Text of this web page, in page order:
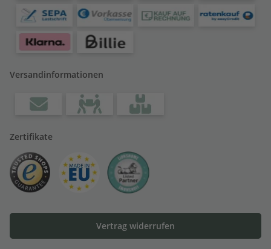
Versandinformationen
Zertifikate
Vertrag widerrufen